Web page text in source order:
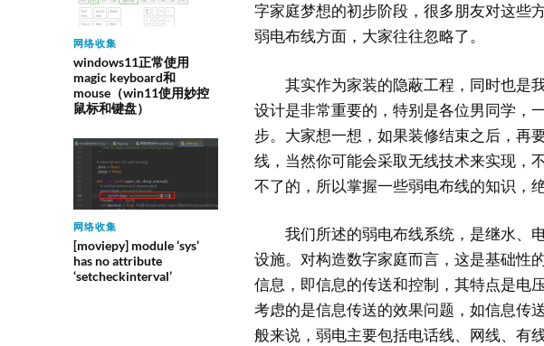
网络收集
windows11正常使用
magic keyboard和
mouse（win11使用妙控
鼠标和键盘）
网络收集
[moviepy] module ‘sys’
has no attribute
‘setcheckinterval’
字家庭梦想的初步阶段，很多朋友对这些
弱电布线方面，大家往往忽略了。
其实作为家装的隐蔽工程，同时也是
设计是非常重要的，特别是各位男同学，
步。大家想一想，如果装修结束之后，再
线，当然你可能会采取无线技术来实现，
不了的，所以掌握一些弱电布线的知识，
我们所述的弱电布线系统，是继水、
设施。对构造数字家庭而言，这是基础性
信息，即信息的传送和控制，其特点是电
考虑的是信息传送的效果问题，如信息传
般来说，弱电主要包括电话线、网线、有